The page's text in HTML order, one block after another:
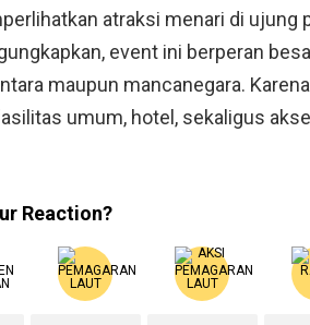
atraksi menari di ujung
event ini berperan
maupun mancanegara.
umum, hotel, sekaligus
Reaction?